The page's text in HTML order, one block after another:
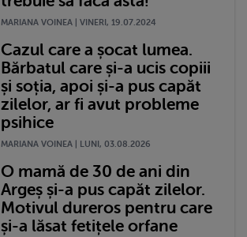
MARIANA VOINEA | VINERI, 19.07.2024
Cazul care a șocat lumea.
Bărbatul care și-a ucis copiii
și soția, apoi și-a pus capăt
zilelor, ar fi avut probleme
psihice
MARIANA VOINEA | LUNI, 03.08.2026
O mamă de 30 de ani din
Argeș și-a pus capăt zilelor.
Motivul dureros pentru care
și-a lăsat fetițele orfane